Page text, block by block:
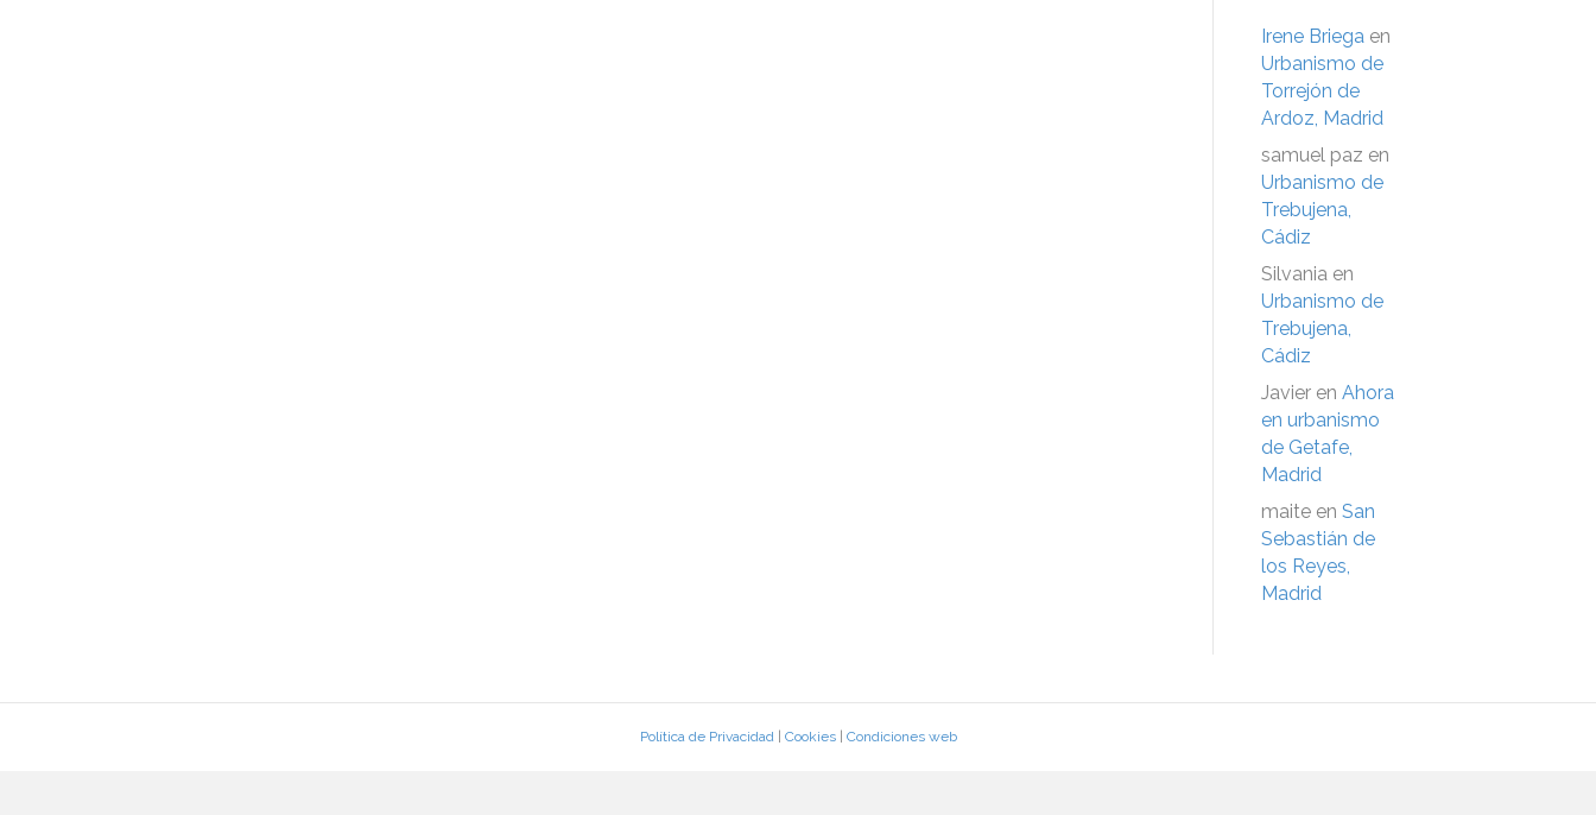
Irene Briega en
Urbanismo de
Torrejón de
Ardoz, Madrid
samuel paz en
Urbanismo de
Trebujena,
Cádiz
Silvania en
Urbanismo de
Trebujena,
Cádiz
Javier en Ahora
en urbanismo
de Getafe,
Madrid
maite en San
Sebastián de
los Reyes,
Madrid
Política de Privacidad| Cookies| Condiciones web